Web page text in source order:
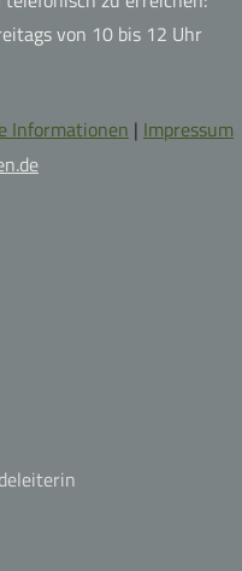
von 10 bis 12 Uhr
Informationen | Impressum